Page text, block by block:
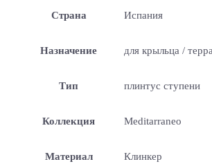
Страна Испания
Назначение для крыльца /
Тип плинтус ступени
Коллекция Meditarraneo
Материал Клинкер